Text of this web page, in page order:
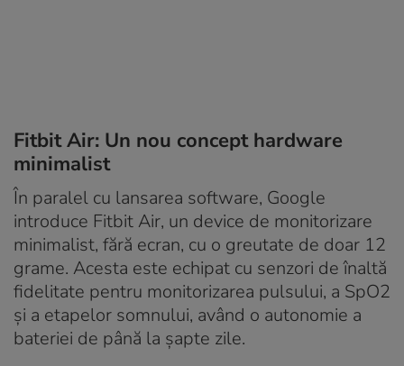
Fitbit Air: Un nou concept hardware
minimalist
În paralel cu lansarea software, Google
introduce Fitbit Air, un device de monitorizare
minimalist, fără ecran, cu o greutate de doar 12
grame. Acesta este echipat cu senzori de înaltă
fidelitate pentru monitorizarea pulsului, a SpO2
și a etapelor somnului, având o autonomie a
bateriei de până la șapte zile.